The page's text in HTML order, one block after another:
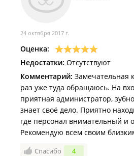
24 октября 2017 г.
Оценка:
Недостатки: Отсутствуют
Комментарий: Замечательная
раз уже туда обращаюсь. На
приятная администратор,
знает своё дело. Приятно
где персонал внимательный и
Рекомендую всем своим
Спасибо 4